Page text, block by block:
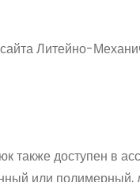
Литейно-
доступен в